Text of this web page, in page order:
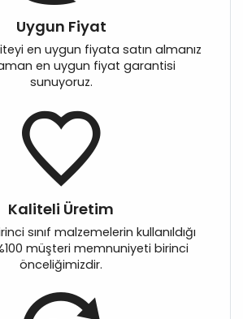
Uygun Fiyat
en uygun fiyata satın almanız
en uygun fiyat garantisi
sunuyoruz.
Kaliteli Üretim
sınıf malzemelerin kullanıldığı
müşteri memnuniyeti birinci
önceliğimizdir.